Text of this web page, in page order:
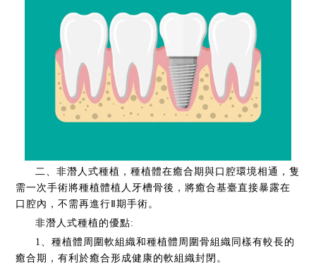
二、非潛人式種植，種植體在癒合期與口腔環境相通，隻
需一次手術將種植體植人牙槽骨後，將癒合基臺直接暴露在
口腔內，不需再進行Ⅱ期手術。
非潛人式種植的優點:
1、種植體周圍軟組織和種植體周圍骨組織同樣有較長的
癒合期，有利於癒合形成健康的軟組織封閉。